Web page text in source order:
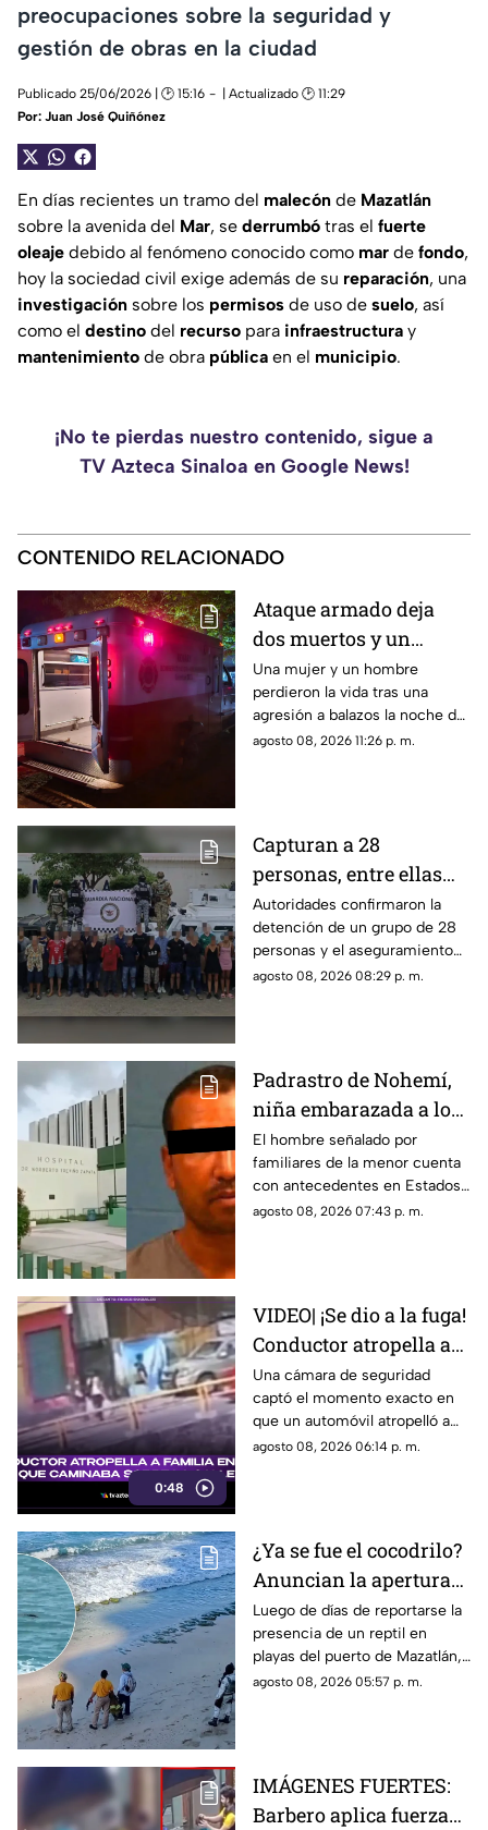
preocupaciones sobre la seguridad y
gestión de obras en la ciudad
Publicado 25/06/2026 | 🕑 15:16
| Actualizado 🕑 11:29
Por: Juan José Quiñónez
En días recientes un tramo del malecón de Mazatlán
sobre la avenida del Mar, se derrumbó tras el fuerte
oleaje debido al fenómeno conocido como mar de fondo,
hoy la sociedad civil exige además de su reparación, una
investigación sobre los permisos de uso de suelo, así
como el destino del recurso para infraestructura y
mantenimiento de obra pública en el municipio.
¡No te pierdas nuestro contenido, sigue a
TV Azteca Sinaloa en Google News!
CONTENIDO RELACIONADO
Ataque armado deja
dos muertos y un
herido en la
sindicatura de Villa
Unión, Mazatlán
Una mujer y un hombre
perdieron la vida tras una
agresión a balazos la noche de
este sábado; un joven de 26
agosto 08, 2026 11:26 p. m.
Capturan a 28
personas, entre ellas
mujeres, con un
arsenal en El Roble,
Mazatlán
Autoridades confirmaron la
detención de un grupo de 28
personas y el aseguramiento
de armas de fuego largas, en la
agosto 08, 2026 08:29 p. m.
Padrastro de Nohemí,
niña embarazada a los
11 años, cuenta con
historial de abus0;
familiares lo acusan
El hombre señalado por
familiares de la menor cuenta
con antecedentes en Estados
Unidos por abuso a una menor;
agosto 08, 2026 07:43 p. m.
0:48
VIDEO| ¡Se dio a la fuga!
Conductor atropella a
familia entera que
caminaba sobre la calle
Una cámara de seguridad
captó el momento exacto en
que un automóvil atropelló a
una familia entera.
agosto 08, 2026 06:14 p. m.
¿Ya se fue el cocodrilo?
Anuncian la apertura
de playas en Mazatlán
tras cuatro días
cerradas
Luego de días de reportarse la
presencia de un reptil en
playas del puerto de Mazatlán,
autoridades confirmaron la
agosto 08, 2026 05:57 p. m.
IMÁGENES FUERTES:
Barbero aplica fuerza